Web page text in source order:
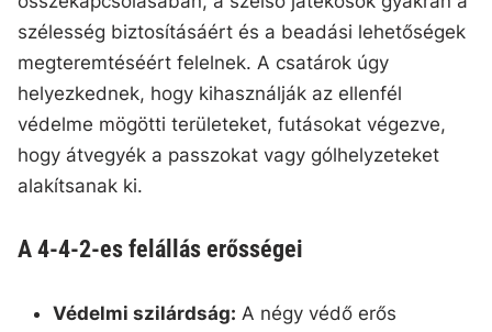
szélesség biztosításáért és a beadási lehetőségek
megteremtéséért felelnek. A csatárok úgy
helyezkednek, hogy kihasználják az ellenfél
védelme mögötti területeket, futásokat végezve,
hogy átvegyék a passzokat vagy gólhelyzeteket
alakítsanak ki.
A 4-4-2-es felállás erősségei
Védelmi szilárdság: A négy védő erős